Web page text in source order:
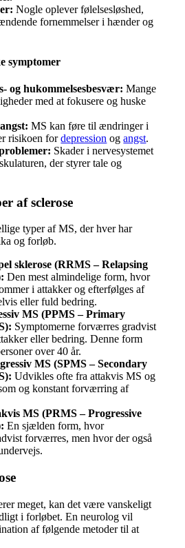
Nogle oplever følelsesløshed,
fornemmelser i hænder og
symptomer
og hukommelsesbesvær: Mange
med at fokusere og huske
MS kan føre til ændringer i
risikoen fordepression ogangst.
Skader i nervesystemet
der styrer tale og
af sclerose
typer af MS, der hver har
og forløb.
sklerose (RRMS – Relapsing
Den mest almindelige form, hvor
i attakker og efterfølges af
eller fuld bedring.
MS (PPMS – Primary
Symptomerne forværres gradvist
eller bedring. Denne form
over 40 år.
MS (SPMS – Secondary
Udvikles ofte fra attakvis MS og
og konstant forværring af
MS (PRMS – Progressive
En sjælden form, hvor
forværres, men hvor der også
meget, kan det være vanskeligt
i forløbet. En neurolog vil
af følgende metoder til at